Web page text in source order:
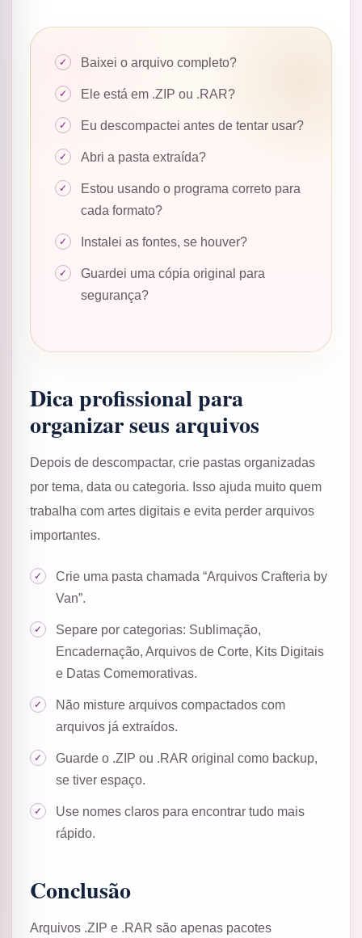
Baixei o arquivo completo?
Ele está em .ZIP ou .RAR?
Eu descompactei antes de tentar usar?
Abri a pasta extraída?
Estou usando o programa correto para
cada formato?
Instalei as fontes, se houver?
Guardei uma cópia original para
segurança?
Dica profissional para
organizar seus arquivos
Depois de descompactar, crie pastas organizadas
por tema, data ou categoria. Isso ajuda muito quem
trabalha com artes digitais e evita perder arquivos
importantes.
Crie uma pasta chamada “Arquivos Crafteria by
Van”.
Separe por categorias: Sublimação,
Encadernação, Arquivos de Corte, Kits Digitais
e Datas Comemorativas.
Não misture arquivos compactados com
arquivos já extraídos.
Guarde o .ZIP ou .RAR original como backup,
se tiver espaço.
Use nomes claros para encontrar tudo mais
rápido.
Conclusão
Arquivos .ZIP e .RAR são apenas pacotes